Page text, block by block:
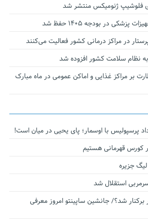
فلوشیپ ژنومیکس منتشر شد
پزشکی در بودجه ۱۴۰۵ حفظ شد
بر مراکز غذایی و اماکن عمومی در ماه مبارک
پرسپولیس با اوسمار؛ پای یحیی در میان است!
کورس قهرمانی هستیم
جزیره
استقلال شد
برکنار شد؟/ جانشین ساپینتو امروز معرفی